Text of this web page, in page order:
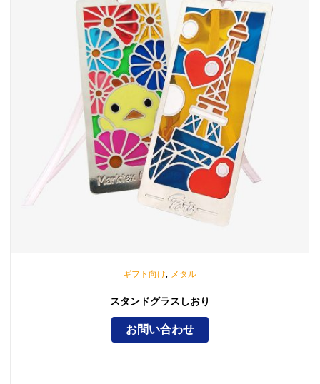
ギフト向け, メタル
スタンドグラスしおり
お問い合わせ